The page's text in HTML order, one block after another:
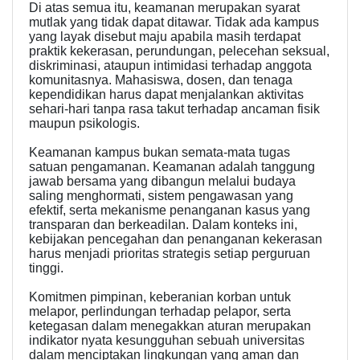
Di atas semua itu, keamanan merupakan syarat
mutlak yang tidak dapat ditawar. Tidak ada kampus
yang layak disebut maju apabila masih terdapat
praktik kekerasan, perundungan, pelecehan seksual,
diskriminasi, ataupun intimidasi terhadap anggota
komunitasnya. Mahasiswa, dosen, dan tenaga
kependidikan harus dapat menjalankan aktivitas
sehari-hari tanpa rasa takut terhadap ancaman fisik
maupun psikologis.
Keamanan kampus bukan semata-mata tugas
satuan pengamanan. Keamanan adalah tanggung
jawab bersama yang dibangun melalui budaya
saling menghormati, sistem pengawasan yang
efektif, serta mekanisme penanganan kasus yang
transparan dan berkeadilan. Dalam konteks ini,
kebijakan pencegahan dan penanganan kekerasan
harus menjadi prioritas strategis setiap perguruan
tinggi.
Komitmen pimpinan, keberanian korban untuk
melapor, perlindungan terhadap pelapor, serta
ketegasan dalam menegakkan aturan merupakan
indikator nyata kesungguhan sebuah universitas
dalam menciptakan lingkungan yang aman dan